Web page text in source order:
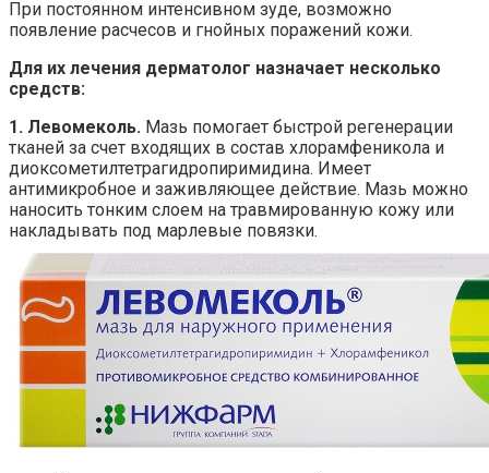
При постоянном интенсивном зуде, возможно
появление расчесов и гнойных поражений кожи.
Для их лечения дерматолог назначает несколько
средств:
1. Левомеколь. Мазь помогает быстрой регенерации
тканей за счет входящих в состав хлорамфеникола и
диоксометилтетрагидропиримидина. Имеет
антимикробное и заживляющее действие. Мазь можно
наносить тонким слоем на травмированную кожу или
накладывать под марлевые повязки.